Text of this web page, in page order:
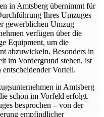
in Amtsberg übernimmt für
Ihres Umzuges –
gewerblichen Umzug
verfügen über die
Equipment, um die
abzuwickeln. Besonders in
im Vordergrund stehen, ist
Vorteil.
in Amtsberg
schon im Vorfeld erfolgt.
besprochen – von der
empfindlicher